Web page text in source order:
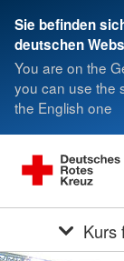
Sie befinden
deutschen
You are on the
you can use the
the English one
Kurs